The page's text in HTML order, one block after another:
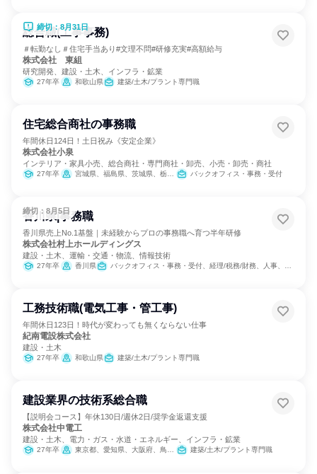
締切：8月31日
総合職(工事事務)
＃転勤なし＃住宅手当あり#文理不問#研修充実#高額給与
株式会社 東組
研究開発、建設・土木、インフラ・鉱業
27年卒 和歌山県 建築/土木/プラント専門職
住宅総合商社の事務職
年間休日124日！土日祝み《安定企業》
株式会社小泉
インテリア・家具小売、総合商社・専門商社・卸売、小売・卸売・商社
27年卒 宮城県、福島県、茨城県、栃木県、群馬県、埼玉県、千葉県、東京都、神奈川県、山梨県、長野県、静岡県 バックオフィス・事務・受付
締切：8月5日
香川県|事務職
香川県売上No.1基盤｜未経験からプロの事務職へ育つ半年研修
株式会社村上ホールディングス
建設・土木、運輸・交通・物流、情報技術
27年卒 香川県 バックオフィス・事務・受付、経理/税務/財務、人事、総務、組織運営管理・公務員・事務系職種、営業
工務技術職(電気工事・管工事)
年間休日123日！時代が変わっても無くならない仕事
紀南電設株式会社
建設・土木
27年卒 和歌山県 建築/土木/プラント専門職
建設業界の技術系総合職
【説明会コース】年休130日/週休2日/奨学金返還支援
株式会社中電工
建設・土木、電力・ガス・水道・エネルギー、インフラ・鉱業
27年卒 東京都、愛知県、大阪府、鳥取県、島根県、岡山県、広島県、山口県、福岡県、沖縄県 建築/土木/プラント専門職